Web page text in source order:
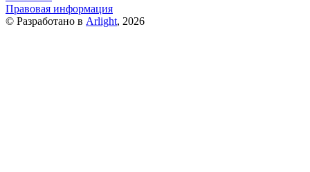
Правовая информация
© Разработано в Arlight, 2026